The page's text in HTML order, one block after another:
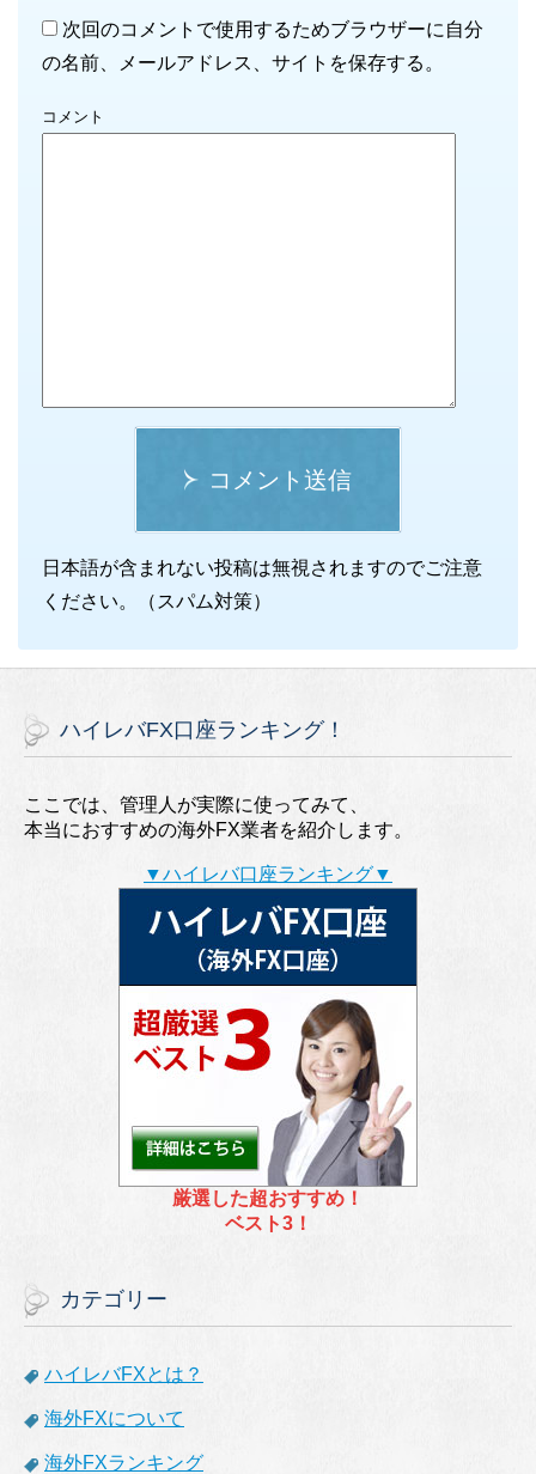
次回のコメントで使用するためブラウザーに自分
の名前、メールアドレス、サイトを保存する。
コメント
コメント送信
日本語が含まれない投稿は無視されますのでご注意
ください。（スパム対策）
ハイレバFX口座ランキング！
ここでは、管理人が実際に使ってみて、
本当におすすめの海外FX業者を紹介します。
▼ハイレバ口座ランキング▼
厳選した超おすすめ！
ベスト3！
カテゴリー
ハイレバFXとは？
海外FXについて
海外FXランキング